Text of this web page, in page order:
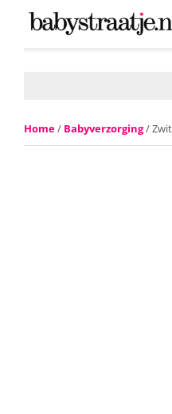
Home/ Babyverzorging/